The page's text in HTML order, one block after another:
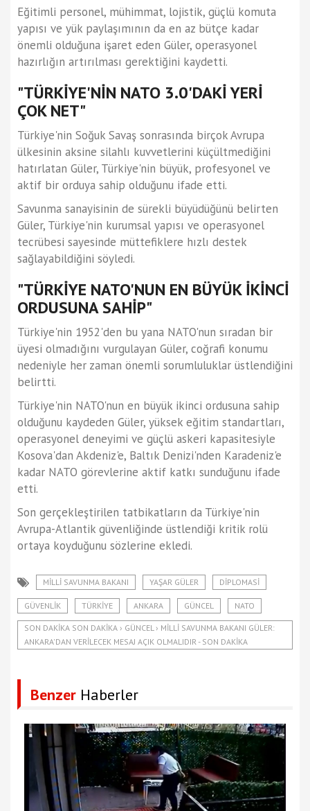
Eğitimli personel, mühimmat, lojistik, güçlü komuta
yapısı ve yük paylaşımının da en az bütçe kadar
önemli olduğuna işaret eden Güler, operasyonel
hazırlığın artırılması gerektiğini kaydetti.
"TÜRKİYE'NİN NATO 3.0'DAKİ YERİ
ÇOK NET"
Türkiye'nin Soğuk Savaş sonrasında birçok Avrupa
ülkesinin aksine silahlı kuvvetlerini küçültmediğini
hatırlatan Güler, Türkiye'nin büyük, profesyonel ve
aktif bir orduya sahip olduğunu ifade etti.
Savunma sanayisinin de sürekli büyüdüğünü belirten
Güler, Türkiye'nin kurumsal yapısı ve operasyonel
tecrübesi sayesinde müttefiklere hızlı destek
sağlayabildiğini söyledi.
"TÜRKİYE NATO'NUN EN BÜYÜK İKİNCİ
ORDUSUNA SAHİP"
Türkiye'nin 1952'den bu yana NATO'nun sıradan bir
üyesi olmadığını vurgulayan Güler, coğrafi konumu
nedeniyle her zaman önemli sorumluluklar üstlendiğini
belirtti.
Türkiye'nin NATO'nun en büyük ikinci ordusuna sahip
olduğunu kaydeden Güler, yüksek eğitim standartları,
operasyonel deneyimi ve güçlü askeri kapasitesiyle
Kosova'dan Akdeniz'e, Baltık Denizi'nden Karadeniz'e
kadar NATO görevlerine aktif katkı sunduğunu ifade
etti.
Son gerçekleştirilen tatbikatların da Türkiye'nin
Avrupa-Atlantik güvenliğinde üstlendiği kritik rolü
ortaya koyduğunu sözlerine ekledi.
MILLI SAVUNMA BAKANI YAŞAR GÜLER DIPLOMASI
GÜVENLIK TÜRKIYE ANKARA GÜNCEL NATO
SON DAKIKA SON DAKIKA › GÜNCEL › MILLI SAVUNMA BAKANI GÜLER:
ANKARA'DAN VERILECEK MESAJ AÇIK OLMALIDIR - SON DAKIKA
Benzer Haberler